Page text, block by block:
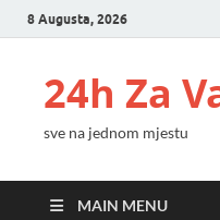
8 Augusta, 2026
24h Za
sve na jednom mjestu
MAIN MENU